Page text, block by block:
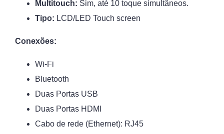
Multitouch: Sim, até 10 toque simultâneos.
Tipo: LCD/LED Touch screen
Conexões:
Wi-Fi
Bluetooth
Duas Portas USB
Duas Portas HDMI
Cabo de rede (Ethernet): RJ45